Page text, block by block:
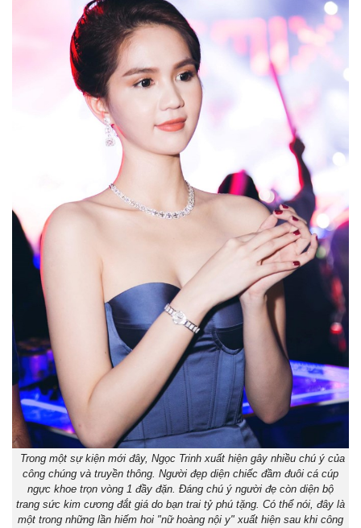
Trong một sự kiện mới đây, Ngọc Trinh xuất hiện gây nhiều chú ý của
công chúng và truyền thông. Người đẹp diện chiếc đầm đuôi cá cúp
ngực khoe trọn vòng 1 đầy đặn. Đáng chú ý người đẹ còn diện bộ
trang sức kim cương đắt giá do bạn trai tỷ phú tặng. Có thể nói, đây là
một trong những lần hiếm hoi "nữ hoàng nội y" xuất hiện sau khi công